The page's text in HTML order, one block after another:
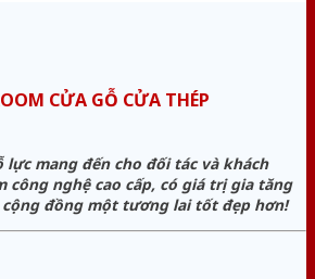
CỬA GỖ CỬA THÉP
lực mang đến cho đối tác và khách
công nghệ cao cấp, có giá trị gia tăng
đồng một tương lai tốt đẹp hơn!